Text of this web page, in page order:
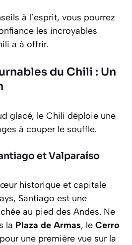
à l’esprit, vous pourrez
les incroyables
a à offrir.
du Chili : Un
glacé, le Chili déploie une
à couper le souffle.
et Valparaíso
historique et capitale
Santiago est une
au pied des Andes. Ne
la Plaza de Armas, le Cerro
pour une première vue sur la